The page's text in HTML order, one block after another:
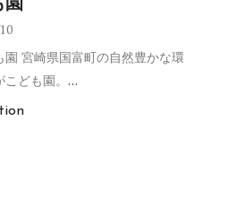
園
宮崎県国富町の自然豊かな環
ども園。 …